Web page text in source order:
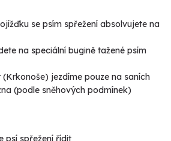
se psím spřežení absolvujete na
na speciální bugině tažené psím
jezdíme pouze na saních
(podle sněhových podmínek)
psí spřežení řídit